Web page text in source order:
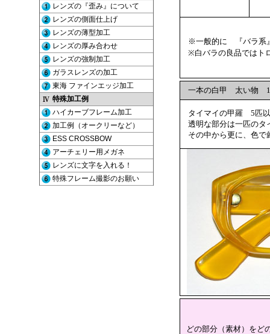
※一般的に 『バラ系
※白バラの良品ではト
一本の白甲 太い物
タイマイの甲羅 5匹
透明な部分は一匹のタ
その中から更に、色で
どの部分（素材）をど